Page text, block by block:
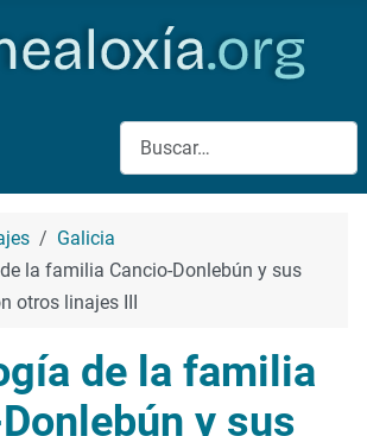
Buscar
Galicia
la familia Cancio-Donlebún y sus
otros linajes III
de la familia
y sus